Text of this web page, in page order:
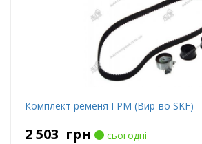
Комплект ременя ГРМ (Вир-во SKF)
2 503 грн
сьогодні